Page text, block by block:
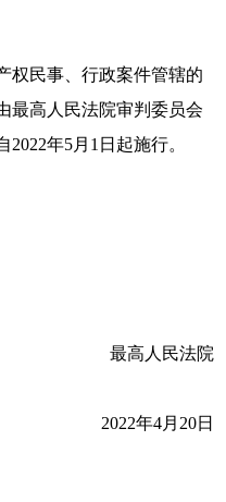
权民事、行政案件管辖的
最高人民法院审判委员会
年5月1日起施行。
最高人民法院
2022年4月20日